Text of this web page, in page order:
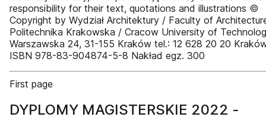
responsibility for their text, quotations and illustrations ©
Copyright by Wydział Architektury / Faculty of
Politechnika Krakowska / Cracow University of
Warszawska 24, 31-155 Kraków tel.: 12 628 20 20
ISBN 978-83-904874-5-8 Nakład egz. 300
First page
DYPLOMY MAGISTERSKIE 2022 -